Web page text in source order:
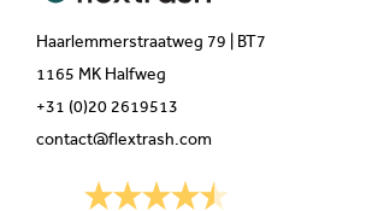
Haarlemmerstraatweg 79 | BT7
1165 MK Halfweg
+31 (0)20 2619513
contact@flextrash.com